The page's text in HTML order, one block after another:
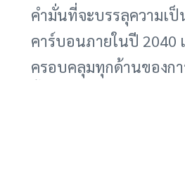
คำมั่นที่จะบรรลุความเป็
คาร์บอนภายในปี 2040
ครอบคลุมทุกด้านของก